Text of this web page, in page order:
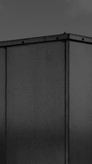
Entretien
Régulation